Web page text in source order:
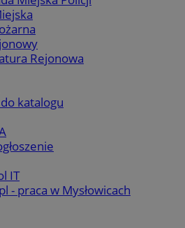
Rejonowa
katalogu
IT
- praca w Mysłowicach